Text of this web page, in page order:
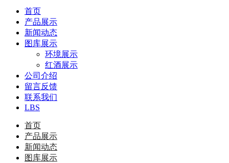
首页
产品展示
新闻动态
图库展示
环境展示
红酒展示
公司介绍
留言反馈
联系我们
LBS
首页
产品展示
新闻动态
图库展示